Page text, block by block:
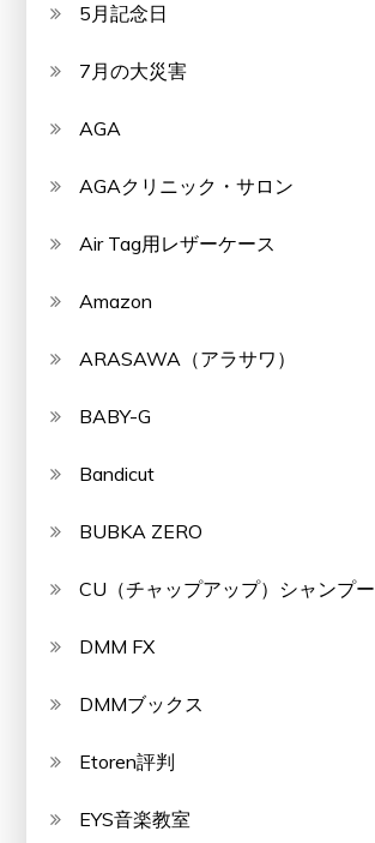
5月記念日
7月の大災害
AGA
AGAクリニック・サロン
Air Tag用レザーケース
Amazon
ARASAWA（アラサワ）
BABY-G
Bandicut
BUBKA ZERO
CU（チャップアップ）シャンプー
DMM FX
DMMブックス
Etoren評判
EYS音楽教室